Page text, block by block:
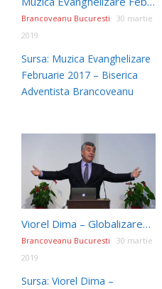
Brancoveanu Bucuresti
30 martie
2019
Sursa: Muzica Evanghelizare
Februarie 2017 – Biserica
Adventista Brancoveanu
Viorel Dima – Globalizarea și Biserica (Unirea bisericilor)
Brancoveanu Bucuresti
30 martie
2019
Sursa: Viorel Dima –